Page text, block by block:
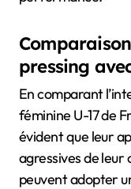
pressing
En comparant
féminine U-17 de
évident que leur
agressives de leur
peuvent adopter